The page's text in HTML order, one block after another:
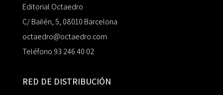
Editorial Octaedro
C/ Bailén, 5, 08010 Barcelona
octaedro@octaedro.com
Teléfono 93 246 40 02
RED DE DISTRIBUCIÓN